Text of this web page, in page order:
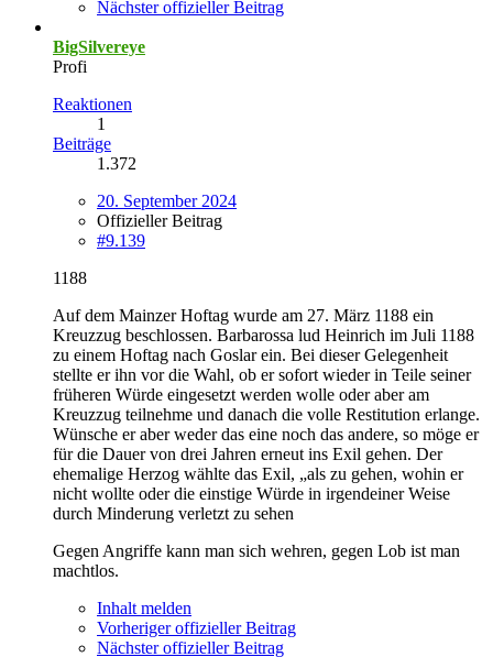
Nächster offizieller Beitrag
BigSilvereye
Profi
Reaktionen
1
Beiträge
1.372
20. September 2024
Offizieller Beitrag
#9.139
1188
Auf dem Mainzer Hoftag wurde am 27. März 1188 ein
Kreuzzug beschlossen. Barbarossa lud Heinrich im Juli 1188
zu einem Hoftag nach Goslar ein. Bei dieser Gelegenheit
stellte er ihn vor die Wahl, ob er sofort wieder in Teile seiner
früheren Würde eingesetzt werden wolle oder aber am
Kreuzzug teilnehme und danach die volle Restitution erlange.
Wünsche er aber weder das eine noch das andere, so möge er
für die Dauer von drei Jahren erneut ins Exil gehen. Der
ehemalige Herzog wählte das Exil, „als zu gehen, wohin er
nicht wollte oder die einstige Würde in irgendeiner Weise
durch Minderung verletzt zu sehen
Gegen Angriffe kann man sich wehren, gegen Lob ist man
machtlos.
Inhalt melden
Vorheriger offizieller Beitrag
Nächster offizieller Beitrag